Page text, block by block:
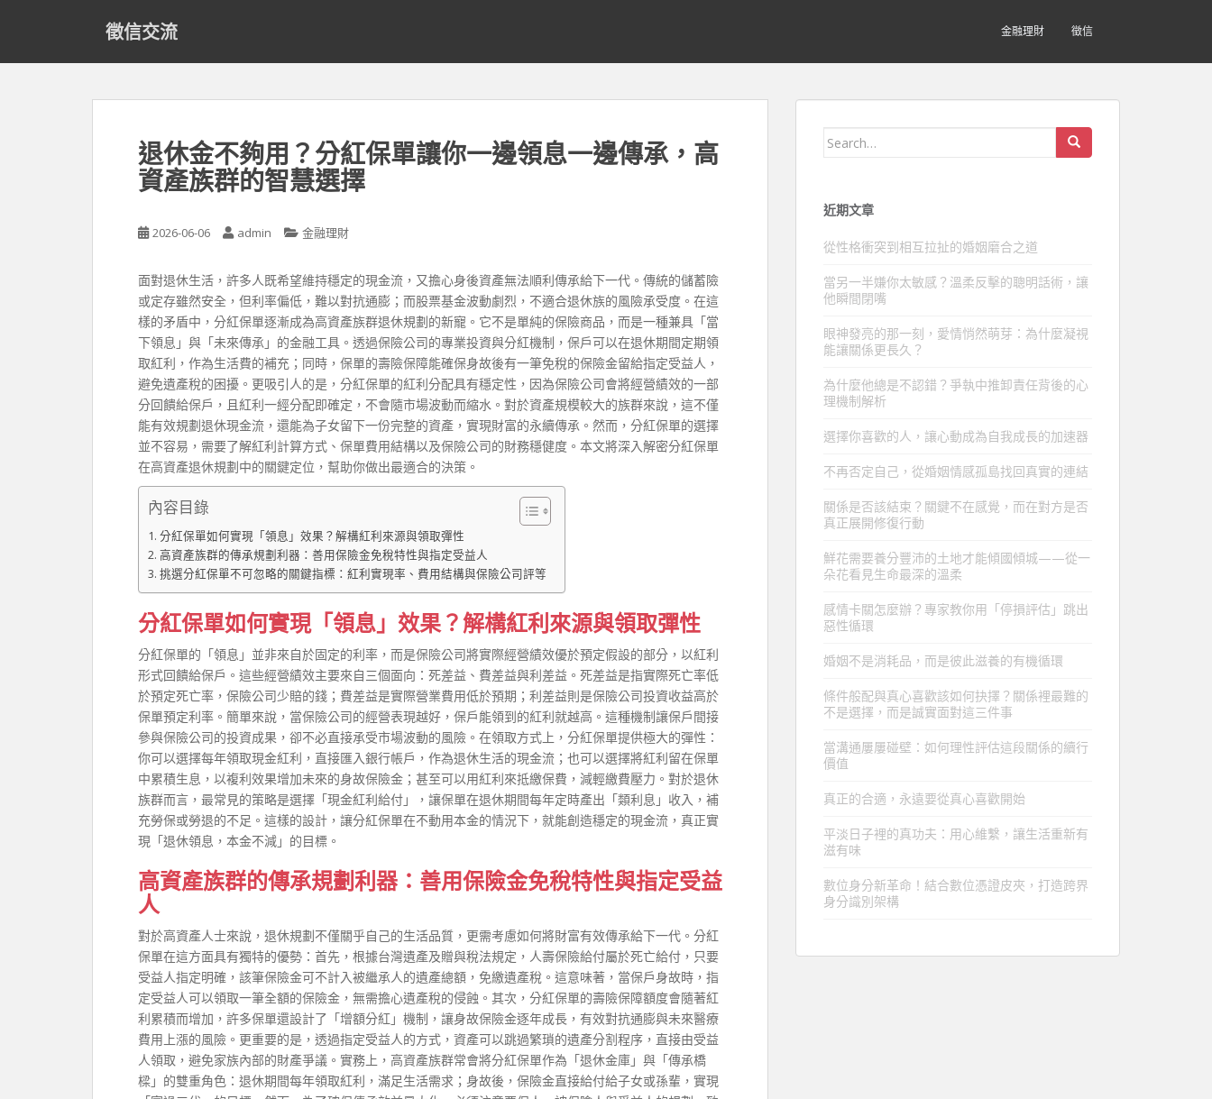
徵信交流 金融理財 徵信
退休金不夠用？分紅保單讓你一邊領息一邊傳承，高
資產族群的智慧選擇
2026-06-06 admin 金融理財
面對退休生活，許多人既希望維持穩定的現金流，又擔心身後資產無法順利傳承給下一代。傳統的儲蓄險
或定存雖然安全，但利率偏低，難以對抗通膨；而股票基金波動劇烈，不適合退休族的風險承受度。在這
樣的矛盾中，分紅保單逐漸成為高資產族群退休規劃的新寵。它不是單純的保險商品，而是一種兼具「當
下領息」與「未來傳承」的金融工具。透過保險公司的專業投資與分紅機制，保戶可以在退休期間定期領
取紅利，作為生活費的補充；同時，保單的壽險保障能確保身故後有一筆免稅的保險金留給指定受益人，
避免遺產稅的困擾。更吸引人的是，分紅保單的紅利分配具有穩定性，因為保險公司會將經營績效的一部
分回饋給保戶，且紅利一經分配即確定，不會隨市場波動而縮水。對於資產規模較大的族群來說，這不僅
能有效規劃退休現金流，還能為子女留下一份完整的資產，實現財富的永續傳承。然而，分紅保單的選擇
並不容易，需要了解紅利計算方式、保單費用結構以及保險公司的財務穩健度。本文將深入解密分紅保單
在高資產退休規劃中的關鍵定位，幫助你做出最適合的決策。
內容目錄
分紅保單如何實現「領息」效果？解構紅利來源與領取彈性
高資產族群的傳承規劃利器：善用保險金免稅特性與指定受益人
挑選分紅保單不可忽略的關鍵指標：紅利實現率、費用結構與保險公司評等
分紅保單如何實現「領息」效果？解構紅利來源與領取彈性
分紅保單的「領息」並非來自於固定的利率，而是保險公司將實際經營績效優於預定假設的部分，以紅利
形式回饋給保戶。這些經營績效主要來自三個面向：死差益、費差益與利差益。死差益是指實際死亡率低
於預定死亡率，保險公司少賠的錢；費差益是實際營業費用低於預期；利差益則是保險公司投資收益高於
保單預定利率。簡單來說，當保險公司的經營表現越好，保戶能領到的紅利就越高。這種機制讓保戶間接
參與保險公司的投資成果，卻不必直接承受市場波動的風險。在領取方式上，分紅保單提供極大的彈性：
你可以選擇每年領取現金紅利，直接匯入銀行帳戶，作為退休生活的現金流；也可以選擇將紅利留在保單
中累積生息，以複利效果增加未來的身故保險金；甚至可以用紅利來抵繳保費，減輕繳費壓力。對於退休
族群而言，最常見的策略是選擇「現金紅利給付」，讓保單在退休期間每年定時產出「類利息」收入，補
充勞保或勞退的不足。這樣的設計，讓分紅保單在不動用本金的情況下，就能創造穩定的現金流，真正實
現「退休領息，本金不減」的目標。
高資產族群的傳承規劃利器：善用保險金免稅特性與指定受益
人
對於高資產人士來說，退休規劃不僅關乎自己的生活品質，更需考慮如何將財富有效傳承給下一代。分紅
保單在這方面具有獨特的優勢：首先，根據台灣遺產及贈與稅法規定，人壽保險給付屬於死亡給付，只要
受益人指定明確，該筆保險金可不計入被繼承人的遺產總額，免繳遺產稅。這意味著，當保戶身故時，指
定受益人可以領取一筆全額的保險金，無需擔心遺產稅的侵蝕。其次，分紅保單的壽險保障額度會隨著紅
利累積而增加，許多保單還設計了「增額分紅」機制，讓身故保險金逐年成長，有效對抗通膨與未來醫療
費用上漲的風險。更重要的是，透過指定受益人的方式，資產可以跳過繁瑣的遺產分割程序，直接由受益
人領取，避免家族內部的財產爭議。實務上，高資產族群常會將分紅保單作為「退休金庫」與「傳承橋
樑」的雙重角色：退休期間每年領取紅利，滿足生活需求；身故後，保險金直接給付給子女或孫輩，實現
Search
近期文章
從性格衝突到相互拉扯的婚姻磨合之道
當另一半嫌你太敏感？溫柔反擊的聰明話術，讓
他瞬間閉嘴
眼神發亮的那一刻，愛情悄然萌芽：為什麼凝視
能讓關係更長久？
為什麼他總是不認錯？爭執中推卸責任背後的心
理機制解析
選擇你喜歡的人，讓心動成為自我成長的加速器
不再否定自己，從婚姻情感孤島找回真實的連結
關係是否該結束？關鍵不在感覺，而在對方是否
真正展開修復行動
鮮花需要養分豐沛的土地才能傾國傾城——從一
朵花看見生命最深的溫柔
感情卡關怎麼辦？專家教你用「停損評估」跳出
惡性循環
婚姻不是消耗品，而是彼此滋養的有機循環
條件般配與真心喜歡該如何抉擇？關係裡最難的
不是選擇，而是誠實面對這三件事
當溝通屢屢碰壁：如何理性評估這段關係的續行
價值
真正的合適，永遠要從真心喜歡開始
平淡日子裡的真功夫：用心維繫，讓生活重新有
滋有味
數位身分新革命！結合數位憑證皮夾，打造跨界
身分識別架構